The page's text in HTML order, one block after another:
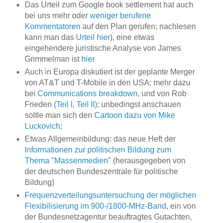
Das Urteil zum Google book settlement hat auch
bei uns mehr oder weniger berufene
Kommentatoren auf den Plan gerufen; nachlesen
kann man das Urteil hier), eine etwas
eingehendere juristische Analyse von James
Grimmelman ist hier
Auch in Europa diskutiert ist der geplante Merger
von AT&T und T-Mobile in den USA; mehr dazu
bei Communications breakdown, und von Rob
Frieden (Teil I , Teil II); unbedingst anschauen
soltle man sich den Cartoon dazu von Mike
Luckovich;
Etwas Allgemeinbildung: das neue Heft der
Informationen zur politischen Bildung zum
Thema "Massenmedien" (herausgegeben von
der deutschen Bundeszentrale für politische
Bildung)
Frequenzverteilungsuntersuchung der möglichen
Flexibilisierung im 900-/1800-MHz-Band, ein von
der Bundesnetzagentur beauftragtes Gutachten,